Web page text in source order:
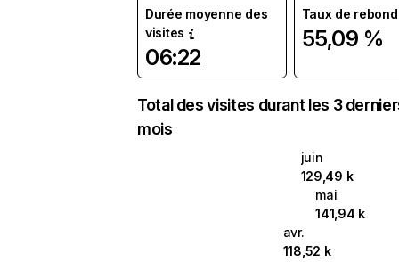
Durée moyenne des
visites
06:22
Taux de rebond
55,09 %
Total des visites durant les 3
mois
juin
129,49 k
mai
141,94 k
avr.
118,52 k